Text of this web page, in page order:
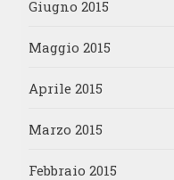
Giugno 2015
Maggio 2015
Aprile 2015
Marzo 2015
Febbraio 2015